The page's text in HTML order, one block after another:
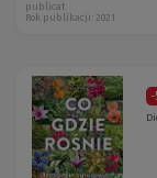
publicat
Rok publikacji: 2021
-